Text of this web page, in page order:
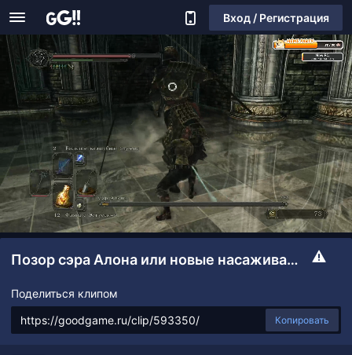
Вход / Регистрация
Позор сэра Алона или новые насаживания на кончики.
Поделиться клипом
Копировать